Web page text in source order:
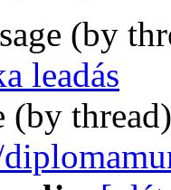
(by
leadás
(by